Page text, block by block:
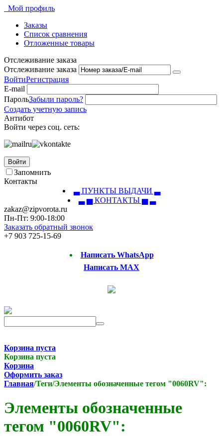
Мой профиль
Заказы
Список сравнения
Отложенные товары
Отслеживание заказа
Отслеживание заказа
ВойтиРегистрация
E-mail
ПарольЗабыли пароль?
Создать учетную запись
Антибот
Войти через соц. сеть:
Войти
Запомнить
Контакты
▃ ПУНКТЫ ВЫДАЧИ ▃
▃ ▅ КОНТАКТЫ ▅ ▃
zakaz@zipvorota.ru
Пн-Пт: 9:00-18:00
Заказать обратный звонок
+7 903 725-15-69
Написать WhatsApp
Написать MAX
Корзина пуста
Корзина пуста
Корзина
Оформить заказ
Главная/Теги/Элементы обозначенные тегом "0060RV":
Элементы обозначенные
тегом "0060RV":